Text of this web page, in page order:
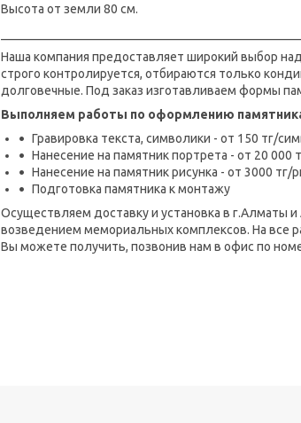
Высота от земли 80 см.
Наша компания предоставляет широкий выбор
строго контролируется, отбираются только
долговечные. Под заказ изготавливаем формы
Выполняем работы по оформлению
Гравировка текста, символики - от 150 тг/
Нанесение на памятник портрета - от 20 000
Нанесение на памятник рисунка - от 3000 тг/
Подготовка памятника к монтажу
Осуществляем доставку и установка в г.Алматы
возведением мемориальных комплексов. На все
Вы можете получить, позвонив нам в офис по